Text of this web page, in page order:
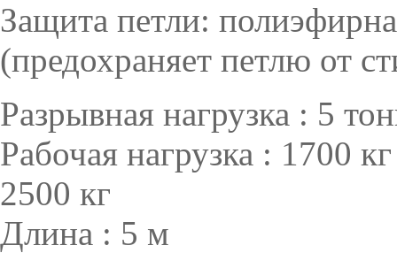
Защита петли:
(предохраняет петлю от
Разрывная нагрузка : 5
Рабочая нагрузка : 1700
2500 кг
Длина : 5 м